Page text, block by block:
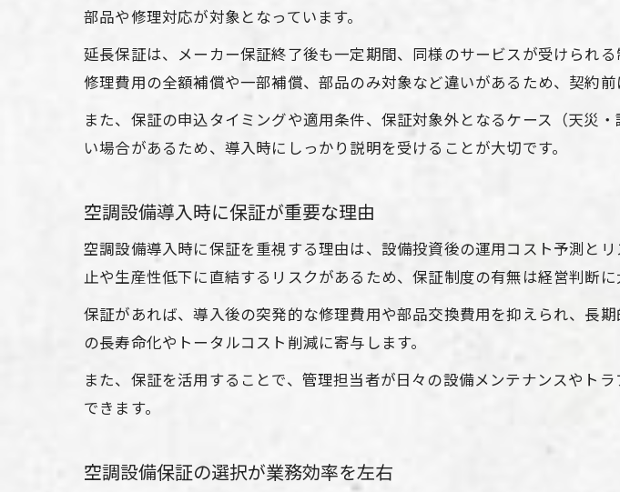
空調設備保証期間
空調設備の修理費用を
空調設備保証を活
空調設備修理時の
空調設備保証利用
部品や修理対応が対象となっています。
延長保証は、メーカー保証終了後も一定期間、同様のサービスが受けられ
修理費用の全額補償や一部補償、部品のみ対象など違いがあるため、契約前
また、保証の申込タイミングや適用条件、保証対象外となるケース（天災
い場合があるため、導入時にしっかり説明を受けることが大切です。
空調設備導入時に保証が重要な理由
空調設備導入時に保証を重視する理由は、設備投資後の運用コスト予測と
止や生産性低下に直結するリスクがあるため、保証制度の有無は経営判断に
保証があれば、導入後の突発的な修理費用や部品交換費用を抑えられ、長
の長寿命化やトータルコスト削減に寄与します。
また、保証を活用することで、管理担当者が日々の設備メンテナンスやト
できます。
空調設備保証の選択が業務効率を左右